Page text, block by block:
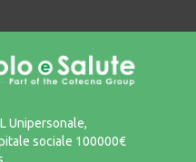
Unipersonale,
sociale 100000€